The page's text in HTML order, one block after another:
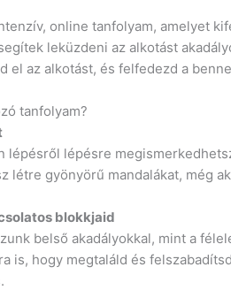
online tanfolyam, amelyet
leküzdeni az alkotást
el az alkotást, és felfedezd a
tanfolyam?
lépésről lépésre
létre gyönyörű mandalákat, még
blokkjaid
belső akadályokkal, mint a
is, hogy megtaláld és